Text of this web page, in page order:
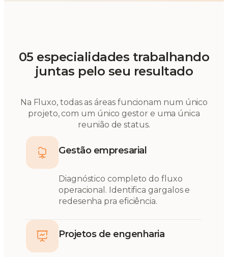
05 especialidades trabalhando
juntas pelo seu resultado
Na Fluxo, todas as áreas funcionam num único
projeto, com um único gestor e uma única
reunião de status.
Gestão empresarial
Diagnóstico completo do fluxo
operacional. Identifica gargalos e
redesenha pra eficiência.
Projetos de engenharia